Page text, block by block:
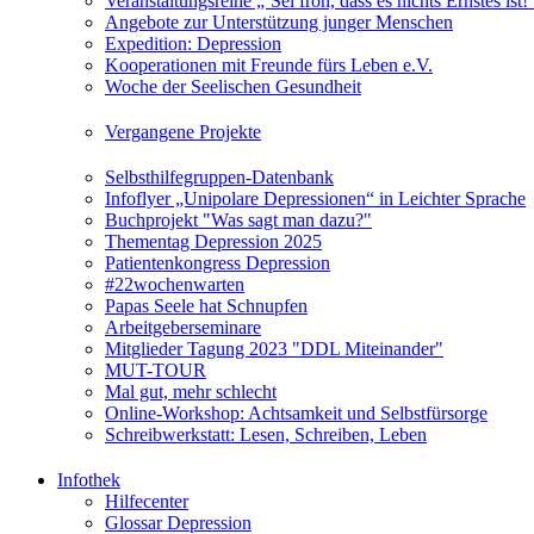
Angebote zur Unterstützung junger Menschen
Expedition: Depression
Kooperationen mit Freunde fürs Leben e.V.
Woche der Seelischen Gesundheit
Vergangene Projekte
Selbsthilfegruppen-Datenbank
Infoflyer „Unipolare Depressionen“ in Leichter Sprache
Buchprojekt "Was sagt man dazu?"
Thementag Depression 2025
Patientenkongress Depression
#22wochenwarten
Papas Seele hat Schnupfen
Arbeitgeberseminare
Mitglieder Tagung 2023 "DDL Miteinander"
MUT-TOUR
Mal gut, mehr schlecht
Online-Workshop: Achtsamkeit und Selbstfürsorge
Schreibwerkstatt: Lesen, Schreiben, Leben
Infothek
Hilfecenter
Glossar Depression